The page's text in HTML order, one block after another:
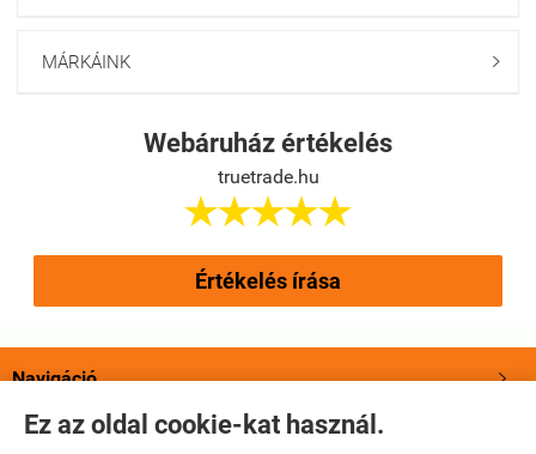
Ez az oldal cookie-kat használ.
MÁRKÁINK 
Webáruház értékelés
truetrade.hu

Értékelés írása
Navigáció 